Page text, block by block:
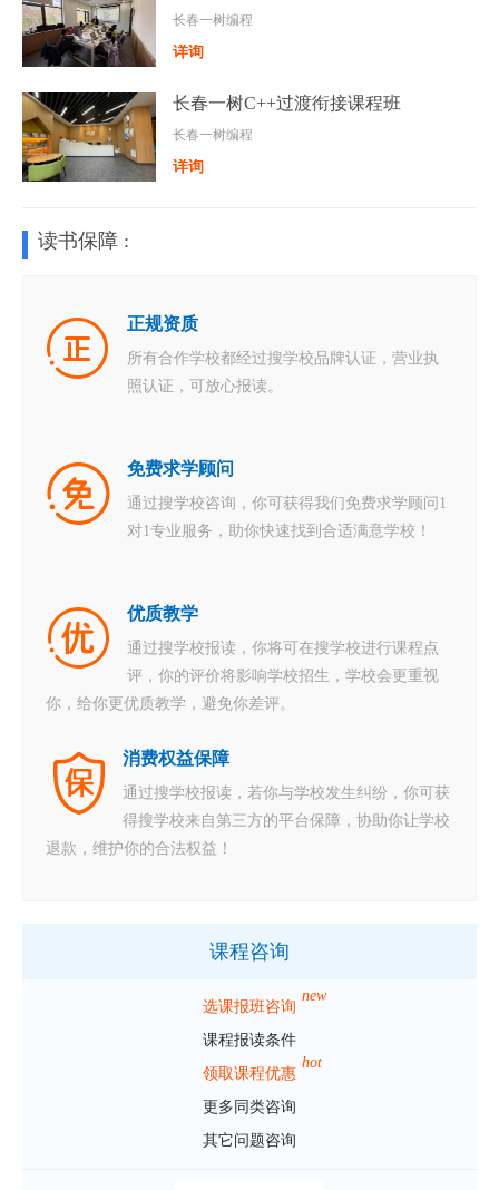
长春一树编程
详询
长春一树C++过渡衔接课程班
长春一树编程
详询
读书保障 :
正规资质
所有合作学校都经过搜学校品牌认证，营业执
照认证，可放心报读。
免费求学顾问
通过搜学校咨询，你可获得我们免费求学顾问1
对1专业服务，助你快速找到合适满意学校！
优质教学
通过搜学校报读，你将可在搜学校进行课程点
评，你的评价将影响学校招生，学校会更重视
你，给你更优质教学，避免你差评。
消费权益保障
通过搜学校报读，若你与学校发生纠纷，你可获
得搜学校来自第三方的平台保障，协助你让学校
退款，维护你的合法权益！
课程咨询
选课报班咨询
new
课程报读条件
领取课程优惠
hot
更多同类咨询
其它问题咨询